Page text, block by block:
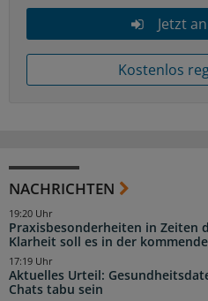
Jetzt
Kostenlos
NACHRICHTEN
Praxisbesonderheiten in Zeiten
Klarheit soll es in der
19:20 Uhr
Aktuelles Urteil:
Chats tabu sein
17:19 Uhr